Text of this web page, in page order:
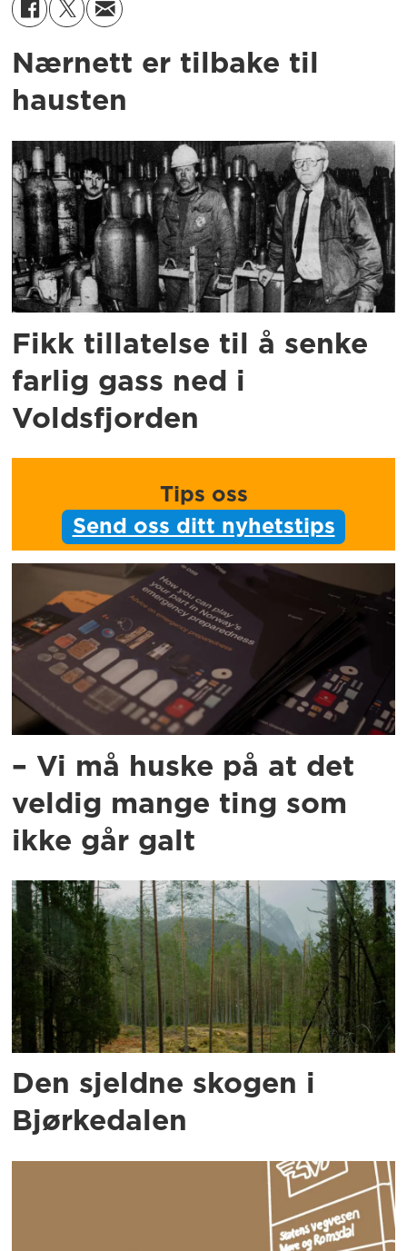
Nærnett er tilbake til
hausten
Fikk tillatelse til å senke
farlig gass ned i
Voldsfjorden
Tips oss
Send oss ditt nyhetstips
– Vi må huske på at det
veldig mange ting som
ikke går galt
Den sjeldne skogen i
Bjørkedalen